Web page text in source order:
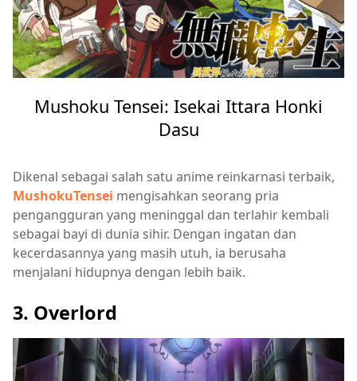
Mushoku Tensei: Isekai Ittara Honki
Dasu
Dikenal sebagai salah satu anime reinkarnasi terbaik,
MushokuTensei mengisahkan seorang pria
pengangguran yang meninggal dan terlahir kembali
sebagai bayi di dunia sihir. Dengan ingatan dan
kecerdasannya yang masih utuh, ia berusaha
menjalani hidupnya dengan lebih baik.
3. Overlord